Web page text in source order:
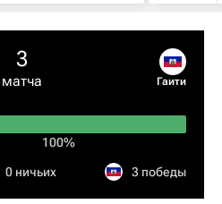
3
матча Гаити
100%
0 ничьих 3 победы